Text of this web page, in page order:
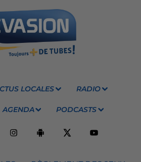
LOCALES RADIO
AGENDA PODCASTS